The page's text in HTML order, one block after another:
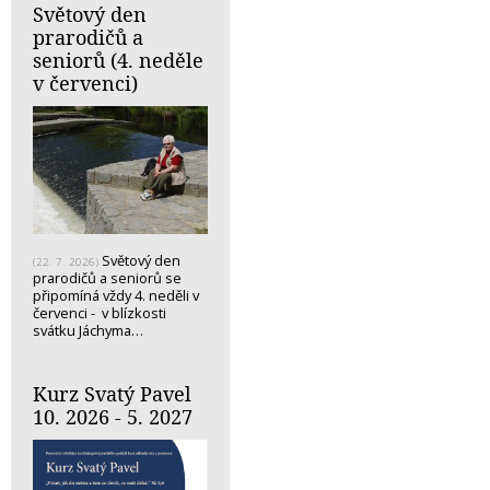
Světový den
prarodičů a
seniorů (4. neděle
v červenci)
(22. 7. 2026) Světový den
prarodičů a seniorů se
připomíná vždy 4. neděli v
červenci - v blízkosti
svátku Jáchyma…
Kurz Svatý Pavel
10. 2026 - 5. 2027